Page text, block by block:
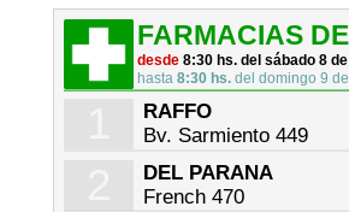
FARMACIAS
desde8:30 hs. del sábado 8
hasta8:30 hs. del domingo 9
RAFFO
Bv. Sarmiento 449
DEL PARANA
French 470